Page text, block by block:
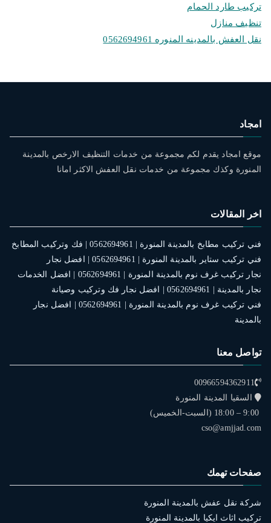
تركيب طارد الحمام
تنظيف منازل
نقل العفش بالمدينه المنوره 0562694961
امجاد
موقع امجاد يقدم لكم مجموعة من خدمات التنظيف الارخص بالمدينة
المنورة وكذك مجموعة من خدمات نقل العفش الاكثر امانا
اخر المقالات
فني تركيب مطابخ بالمدينة المنورة | 0562694961 | فك وتركيب المطابخ
فني تركيب ستاير بالمدينة المنورة | 0562694961 | افضل نجار
نجار تركيب غرف نوم بالمدينة المنورة | 0562694961 | افضل الخدمات
نجار بالمدينة | 0562694961 | افضل نجار فك وتركيب وصيانة
فني تركيب غرف نوم بالمدينة المنورة | 0562694961 | افضل نجار
بالمدينة
تواصل معنا
00966594362911
السقيا المدينة المنورة
9:00 – 18:00 (السبت-الخميس)
cso@amjjad.com
صفحات تهمك
شركة نقل عفش بالمدينة المنورة
تركيب اثاث ايكيا بالمدينة المنورة